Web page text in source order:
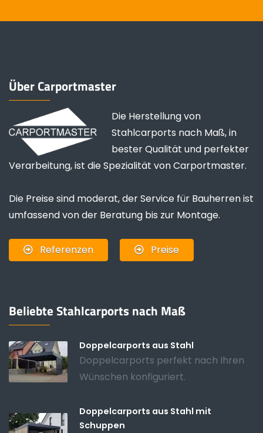
Über Carportmaster
Die Herstellung von
Stahlcarports nach Maß, in
bester Qualität und perfekter
Verarbeitung, ist die Spezialität von Carportmaster.
Die Preise sind moderat, der Service für Bauherren ist
umfassend von der Beratung bis zur Montage.
Referenzen Preise
Beliebte Stahlcarports nach Maß
Doppelcarports aus Stahl
Doppelcarports perfekt nach Ihren
Wünschen konfiguriert.
Doppelcarports aus Stahl mit
Schuppen